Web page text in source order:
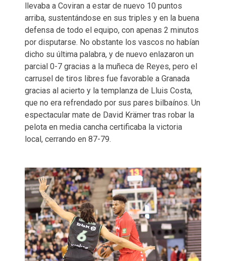
llevaba a Coviran a estar de nuevo 10 puntos
arriba, sustentándose en sus triples y en la buena
defensa de todo el equipo, con apenas 2 minutos
por disputarse. No obstante los vascos no habían
dicho su última palabra, y de nuevo enlazaron un
parcial 0-7 gracias a la muñeca de Reyes, pero el
carrusel de tiros libres fue favorable a Granada
gracias al acierto y la templanza de Lluis Costa,
que no era refrendado por sus pares bilbaínos. Un
espectacular mate de David Krämer tras robar la
pelota en media cancha certificaba la victoria
local, cerrando en 87-79.